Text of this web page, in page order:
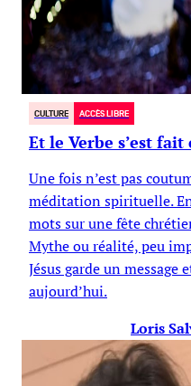
CULTURE ACCÈS LIBRE
Et le Verbe s’est
Une fois n’est pas
méditation spirituelle.
mots sur une fête
Mythe ou réalité, peu
Jésus garde un message
aujourd’hui.
Loris